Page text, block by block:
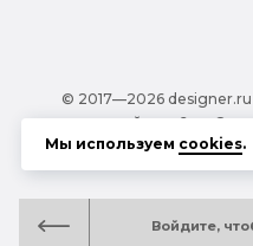
Войдите,
© 2017—2026 designer.ru
дизайнера?
О
Обработка
руководство для
Мы используем cookies.